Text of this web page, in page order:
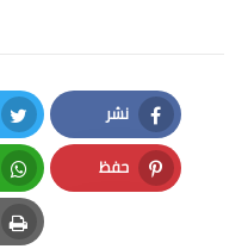
نشر
Facebook
حفظ
Pinterest